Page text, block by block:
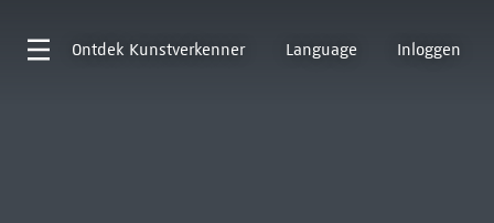
Ontdek Kunstverkenner Language Inloggen